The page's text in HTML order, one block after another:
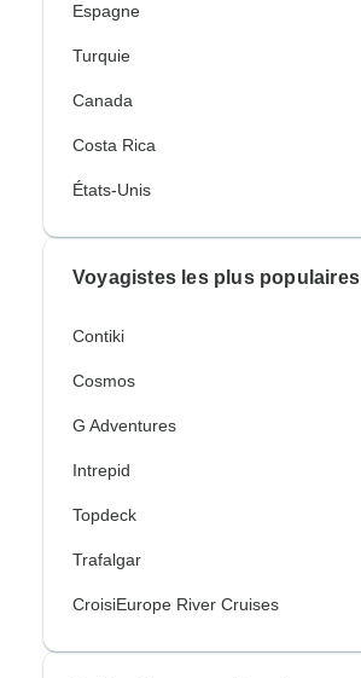
Espagne
Turquie
Canada
Costa Rica
États-Unis
Voyagistes les plus populaires
Contiki
Cosmos
G Adventures
Intrepid
Topdeck
Trafalgar
CroisiEurope River Cruises